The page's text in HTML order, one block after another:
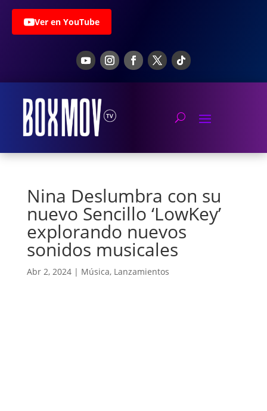
Ver en YouTube
Nina Deslumbra con su
nuevo Sencillo ‘LowKey’
explorando nuevos
sonidos musicales
Abr 2, 2024| Música, Lanzamientos